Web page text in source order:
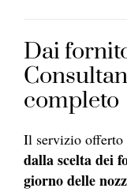
Dai
completo
Il servizio offerto
dalla scelta dei
giorno delle